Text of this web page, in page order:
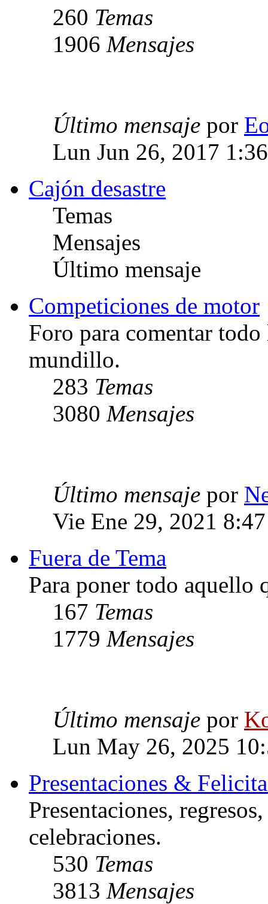
260 Temas
1906 Mensajes
Último mensaje por
Lun Jun 26, 2017
Cajón desastre
Temas
Mensajes
Último mensaje
Competiciones de motor
Foro para comentar
mundillo.
283 Temas
3080 Mensajes
Último mensaje por
Vie Ene 29, 2021
Fuera de Tema
Para poner todo aquello
167 Temas
1779 Mensajes
Último mensaje por
Lun May 26, 2025
Presentaciones &
Presentaciones,
celebraciones.
530 Temas
3813 Mensajes